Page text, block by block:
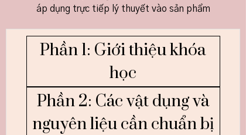
áp dụng trực tiếp lý thuyết vào sản phẩm
Phần 1: Giới thiệu khóa
học
Phần 2: Các vật dụng và
nguyên liệu cần chuẩn bị